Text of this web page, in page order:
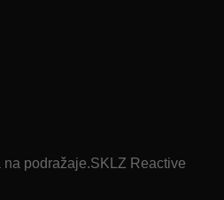
podražaje.SKLZ Reactive